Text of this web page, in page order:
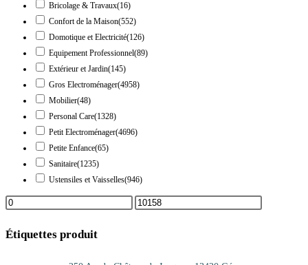
Bricolage & Travaux(16)
Confort de la Maison(552)
Domotique et Electricité(126)
Equipement Professionnel(89)
Extérieur et Jardin(145)
Gros Electroménager(4958)
Mobilier(48)
Personal Care(1328)
Petit Electroménager(4696)
Petite Enfance(65)
Sanitaire(1235)
Ustensiles et Vaisselles(946)
Étiquettes produit